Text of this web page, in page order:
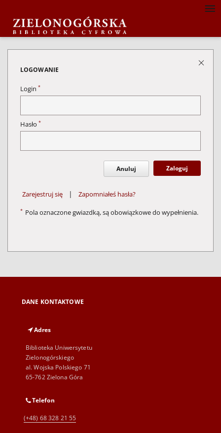
LOGOWANIE
Login *
Hasło *
Anuluj Zaloguj
Zarejestruj się | Zapomniałeś hasła?
* Pola oznaczone gwiazdką, są obowiązkowe do wypełnienia.
DANE KONTAKTOWE
Adres
Biblioteka Uniwersytetu
Zielonogórskiego
al. Wojska Polskiego 71
65-762 Zielona Góra
Telefon
(+48) 68 328 21 55